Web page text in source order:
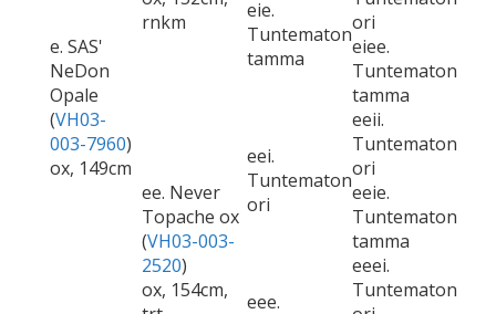
e. SAS'
NeDon
Opale
(VH03-
003-7960)
ox, 149cm
rnkm
eie.
Tuntematon
tamma
ori
eiee.
Tuntematon
tamma
ee. Never
Topache ox
(VH03-003-
2520)
ox, 154cm,
eei.
Tuntematon
ori
eeii.
Tuntematon
ori
eeie.
Tuntematon
tamma
eee.
eeei.
Tuntematon